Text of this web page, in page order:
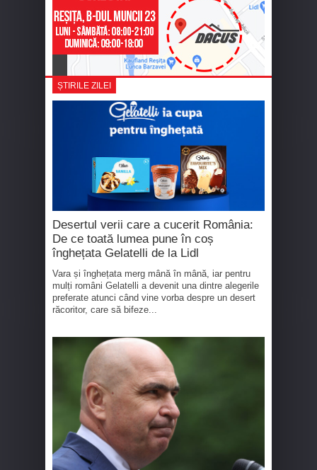
ȘTIRILE ZILEI
Desertul verii care a cucerit România:
De ce toată lumea pune în coș
înghețata Gelatelli de la Lidl
Vara și înghețata merg mână în mână, iar pentru
mulți români Gelatelli a devenit una dintre alegerile
preferate atunci când vine vorba despre un desert
răcoritor, care să bifeze...